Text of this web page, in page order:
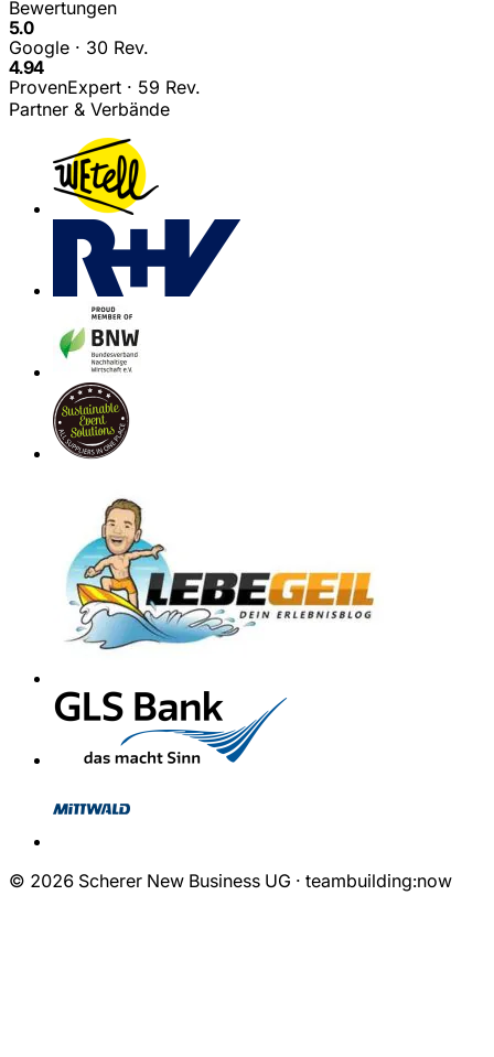
Bewertungen
5.0
Google · 30 Rev.
4.94
ProvenExpert · 59 Rev.
Partner & Verbände
© 2026 Scherer New Business UG · teambuilding:now